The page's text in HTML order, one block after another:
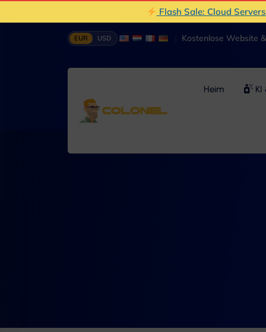
Flash Sale: Cloud
EUR USD Kostenlose Website
Heim KI